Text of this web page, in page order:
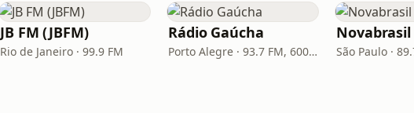
JB FM (JBFM)
Rio de Janeiro · 99.9 FM
Rádio Gaúcha
Porto Alegre · 93.7 FM, 600 AM
Novabrasil
São Paulo ·